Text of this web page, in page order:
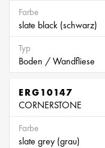
Farbe
slate black (schwarz)
Typ
Boden / Wandfliese
ERG10147
CORNERSTONE
Farbe
slate grey (grau)